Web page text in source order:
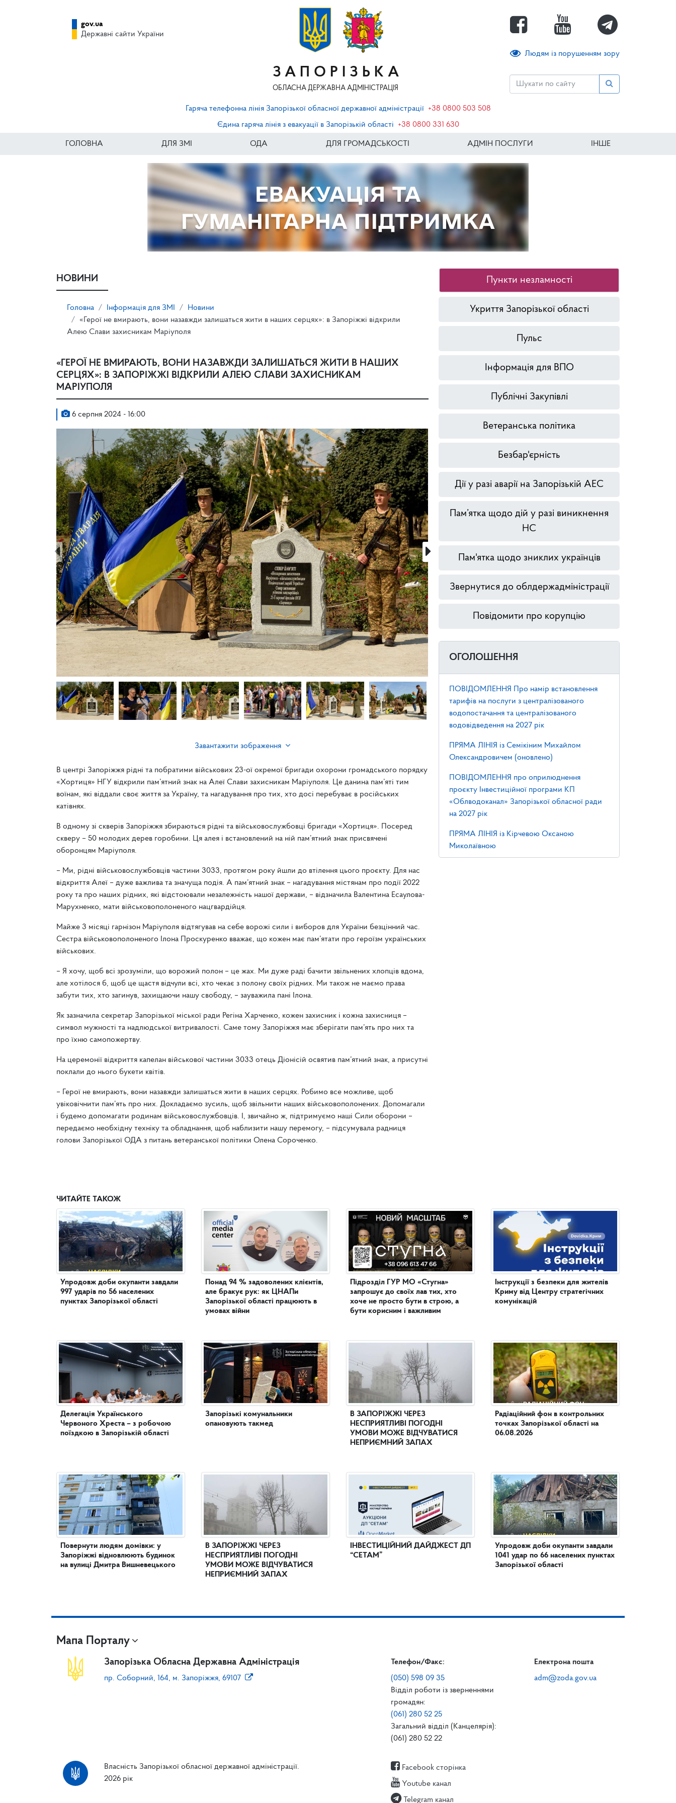
ЗАПОРІЗЬКА
ОБЛАСНА ДЕРЖАВНА АДМІНІСТРАЦІЯ
Людям із порушенням зору
gov.ua
Державні сайти України
Гаряча телефонна лінія Запорізької обласної державної адміністрації +38 0800 503 508
Єдина гаряча лінія з евакуації в Запорізькій області
+38 0800 331 630
ГОЛОВНА ДЛЯ ЗМІ ОДА ДЛЯ ГРОМАДСЬКОСТІ АДМІН ПОСЛУГИ ІНШЕ
НОВИНИ
Головна Інформація для ЗМІ
Новини
«Герої не вмирають, вони назавжди залишаться жити в наших серцях»: в Запоріжжі відкрили
Алею Слави захисникам Маріуполя
«ГЕРОЇ НЕ ВМИРАЮТЬ, ВОНИ НАЗАВЖДИ ЗАЛИШАТЬСЯ ЖИТИ В НАШИХ
СЕРЦЯХ»: В ЗАПОРІЖЖІ ВІДКРИЛИ АЛЕЮ СЛАВИ ЗАХИСНИКАМ
МАРІУПОЛЯ
6 серпня 2024 - 16:00
Завантажити зображення
В центрі Запоріжжя рідні та побратими військових 23-ої окремої бригади охорони громадського порядку
«Хортиця» НГУ відкрили пам’ятний знак на Алеї Слави захисникам Маріуполя. Це данина пам’яті тим
воїнам, які віддали своє життя за Україну, та нагадування про тих, хто досі перебуває в російських
катівнях.
В одному зі скверів Запоріжжя збираються рідні та військовослужбовці бригади «Хортиця». Посеред
скверу – 50 молодих дерев горобини. Ця алея і встановлений на ній пам’ятний знак присвячені
оборонцям Маріуполя.
– Ми, рідні військовослужбовців частини 3033, протягом року йшли до втілення цього проєкту. Для нас
відкриття Алеї – дуже важлива та значуща подія. А пам’ятний знак – нагадування містянам про події 2022
року та про наших рідних, які відстоювали незалежність нашої держави, – відзначила Валентина Есаулова-
Марухненко, мати військовополоненого нацгвардійця.
Майже 3 місяці гарнізон Маріуполя відтягував на себе ворожі сили і виборов для України безцінний час.
Сестра військовополоненого Ілона Проскуренко вважає, що кожен має пам’ятати про героїзм українських
військових.
– Я хочу, щоб всі зрозуміли, що ворожий полон – це жах. Ми дуже раді бачити звільнених хлопців вдома,
але хотілося б, щоб це щастя відчули всі, хто чекає з полону своїх рідних. Ми також не маємо права
забути тих, хто загинув, захищаючи нашу свободу, – зауважила пані Ілона.
Як зазначила секретар Запорізької міської ради Регіна Харченко, кожен захисник і кожна захисниця –
символ мужності та надлюдської витривалості. Саме тому Запоріжжя має зберігати пам’ять про них та
про їхню самопожертву.
На церемонії відкриття капелан військової частини 3033 отець Діонісій освятив пам’ятний знак, а присутні
поклали до нього букети квітів.
– Герої не вмирають, вони назавжди залишаться жити в наших серцях. Робимо все можливе, щоб
увіковічнити пам’ять про них. Докладаємо зусиль, щоб звільнити наших військовополонених. Допомагали
і будемо допомагати родинам військовослужбовців. І, звичайно ж, підтримуємо наші Сили оборони –
передаємо необхідну техніку та обладнання, щоб наблизити нашу перемогу, – підсумувала радниця
голови Запорізької ОДА з питань ветеранської політики Олена Сороченко.
Пункти незламності
Укриття Запорізької області
Пульс
Інформація для ВПО
Публічні Закупівлі
Ветеранська політика
Безбар'єрність
Дії у разі аварії на Запорізькій АЕС
Пам’ятка щодо дій у разі виникнення
НС
Пам'ятка щодо зниклих українців
Звернутися до облдержадміністрації
Повідомити про корупцію
ОГОЛОШЕННЯ
ПОВІДОМЛЕННЯ Про намір встановлення
тарифів на послуги з централізованого
водопостачання та централізованого
водовідведення на 2027 рік
ПРЯМА ЛІНІЯ із Семікіним Михайлом
Олександровичем (оновлено)
ПОВІДОМЛЕННЯ про оприлюднення
проєкту Інвестиційної програми КП
«Облводоканал» Запорізької обласної ради
на 2027 рік
ПРЯМА ЛІНІЯ із Кірчевою Оксаною
Миколаївною
ЧИТАЙТЕ ТАКОЖ
Упродовж доби окупанти завдали
997 ударів по 56 населених
пунктах Запорізької області
Делегація Українського
Червоного Хреста – з робочою
поїздкою в Запорізькій області
Повернути людям домівки: у
Запоріжжі відновлюють будинок
на вулиці Дмитра Вишневецького
Понад 94 % задоволених клієнтів,
але бракує рук: як ЦНАПи
Запорізької області працюють в
умовах війни
Запорізькі комунальники
опановують такмед
В ЗАПОРІЖЖІ ЧЕРЕЗ
НЕСПРИЯТЛИВІ ПОГОДНІ
УМОВИ МОЖЕ ВІДЧУВАТИСЯ
НЕПРИЄМНИЙ ЗАПАХ
Підрозділ ГУР МО «Стугна»
запрошує до своїх лав тих, хто
хоче не просто бути в строю, а
бути корисним і важливим
В ЗАПОРІЖЖІ ЧЕРЕЗ
НЕСПРИЯТЛИВІ ПОГОДНІ
УМОВИ МОЖЕ ВІДЧУВАТИСЯ
НЕПРИЄМНИЙ ЗАПАХ
ІНВЕСТИЦІЙНИЙ ДАЙДЖЕСТ ДП
“СЕТАМ”
Інструкції з безпеки для жителів
Криму від Центру стратегічних
комунікацій
Радіаційний фон в контрольних
точках Запорізької області на
06.08.2026
Упродовж доби окупанти завдали
1041 удар по 66 населених пунктах
Запорізької області
Мапа Порталу
Запорізька Обласна Державна Адміністрація
пр. Соборний, 164, м. Запоріжжя, 69107
Телефон/Факс:
(050) 598 09 35
Відділ роботи із зверненнями
громадян:
(061) 280 52 25
Загальний відділ (Канцелярія):
(061) 280 52 22
Електрона пошта
adm@zoda.gov.ua
Власність Запорізької обласної державної адміністрації.
2026 рік
Facebook сторінка
Youtube канал
Telegram канал